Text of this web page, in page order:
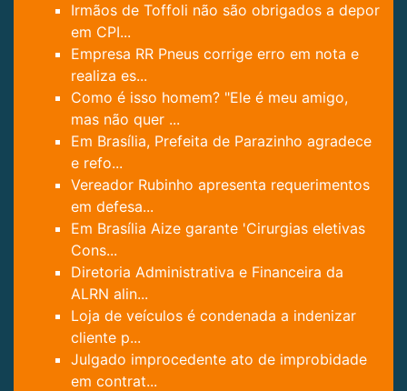
Irmãos de Toffoli não são obrigados a depor
em CPI...
Empresa RR Pneus corrige erro em nota e
realiza es...
Como é isso homem? "Ele é meu amigo,
mas não quer ...
Em Brasília, Prefeita de Parazinho agradece
e refo...
Vereador Rubinho apresenta requerimentos
em defesa...
Em Brasília Aize garante 'Cirurgias eletivas
Cons...
Diretoria Administrativa e Financeira da
ALRN alin...
Loja de veículos é condenada a indenizar
cliente p...
Julgado improcedente ato de improbidade
em contrat...